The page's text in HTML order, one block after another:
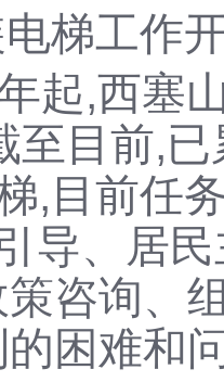
梯工作
起,西塞
至目前,
,目前任
导、居
咨询、
困难和